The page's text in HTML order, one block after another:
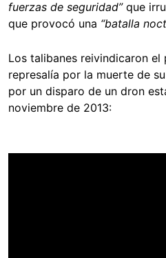
fuerzas de seguridad”que
que provocó una “batalla
Los talibanes reivindicaron el
represalía por la muerte de
por un disparo de un dron
noviembre de 2013: